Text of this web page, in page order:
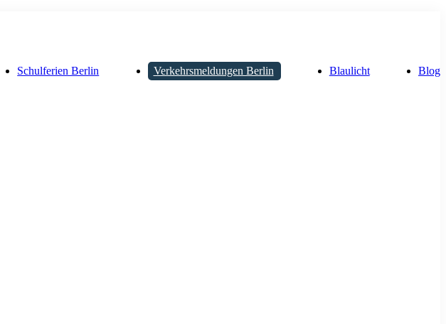
Schulferien Berlin Verkehrsmeldungen Berlin Blaulicht Blog